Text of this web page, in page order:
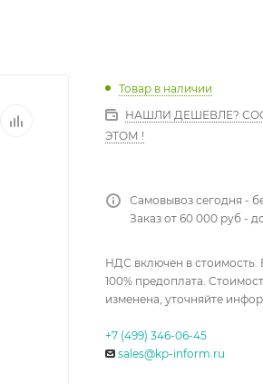
Товар в наличии
НАШЛИ ДЕШЕВЛЕ?
ЭТОМ !
Самовывоз сегодня -
Заказ от 60 000 руб -
НДС включен в стоимость.
100% предоплата.
изменена, уточняйте
+7 (499) 346-06-45
sales@kp-inform.ru